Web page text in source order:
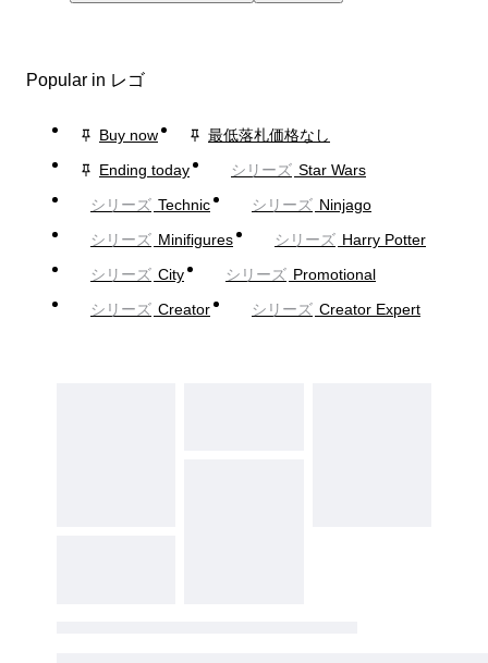
Popular in レゴ
Buy now
最低落札価格なし
Ending today
シリーズ Star Wars
シリーズ Technic シリーズ Ninjago
シリーズ Minifigures シリーズ Harry Potter
シリーズ City シリーズ Promotional
シリーズ Creator シリーズ Creator Expert